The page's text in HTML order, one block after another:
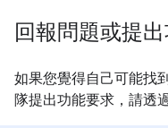
回報問題或提
如果您覺得自己可能找
隊提出功能要求，請透